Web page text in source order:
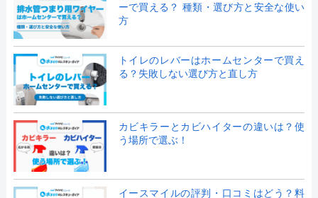
ーで買える？ 種類・選び方と安全な使い
方
トイレのレバーはホームセンターで買え
る？失敗しない選び方と直し方
カビキラーとカビハイターの違いは？使
う場所で選ぶ！
イースマイルの評判・口コミはどう？料